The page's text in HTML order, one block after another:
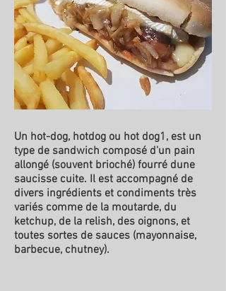
Un hot-dog, hotdog ou hot dog1, est un
type de sandwich composé d'un pain
allongé (souvent brioché) fourré dune
saucisse cuite. Il est accompagné de
divers ingrédients et condiments très
variés comme de la moutarde, du
ketchup, de la relish, des oignons, et
toutes sortes de sauces (mayonnaise,
barbecue, chutney).